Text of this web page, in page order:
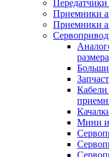
Приемники
Приемники
размера
Кабели
Мини и